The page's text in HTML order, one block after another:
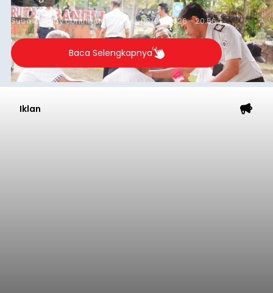
Submitted bycontributor Thu, 08/06/2026 - 20:56
Baca Selengkapnya
Iklan